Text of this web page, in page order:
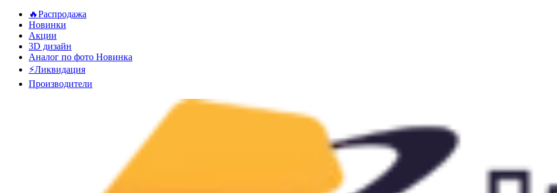
🔥Распродажа
Новинки
Акции
3D дизайн
Аналог по фото Новинка
⚡Ликвидация
Производители